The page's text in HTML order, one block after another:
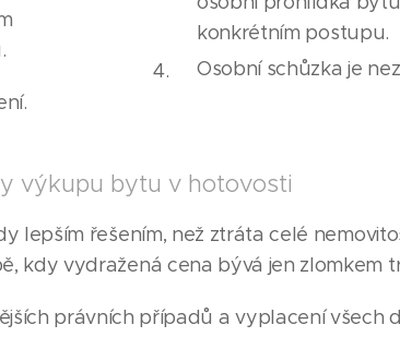
konkrétním postupu.
Osobní schůzka je
výkupu bytu v hotovosti
lepším řešením, než ztráta celé
kdy vydražená cena bývá jen zlomkem
právních případů a vyplacení všech